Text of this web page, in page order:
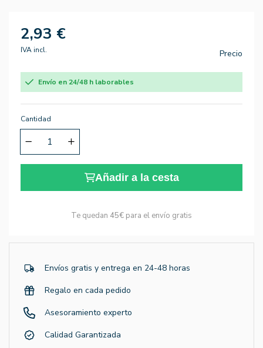
2,93 €
IVA incl. Precio
Envío en 24/48 h laborables
Cantidad
Añadir a la cesta
Te quedan 45€ para el envío gratis
Envíos gratis y entrega en 24-48 horas
Regalo en cada pedido
Asesoramiento experto
Calidad Garantizada